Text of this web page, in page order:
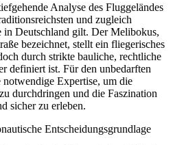
Analyse des Fluggeländes
und zugleich
in Deutschland gilt. Der Melibokus,
bezeichnet, stellt ein fliegerisches
durch strikte bauliche, rechtliche
definiert ist. Für den unbedarften
Expertise, um die
durchdringen und die Faszination
sicher zu erleben.
Entscheidungsgrundlage